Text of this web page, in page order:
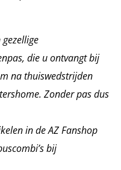
die u ontvangt bij
na thuiswedstrijden
Zonder pas dus
in de AZ Fanshop
bij